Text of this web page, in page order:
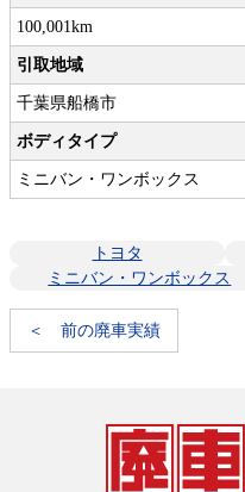
100,001km
引取地域
千葉県船橋市
ボディタイプ
ミニバン・ワンボックス
トヨタ
ミニバン・ワンボックス
＜ 前の廃車実績